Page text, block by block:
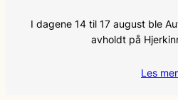
I dagene 14 til 17 august ble
avholdt på
Les mer